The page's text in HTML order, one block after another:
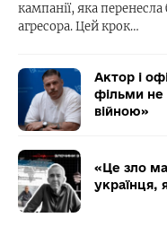
кампанії, яка
агресора. Цей крок…
Актор і
фільми не
війною»
«Це зло
українця,